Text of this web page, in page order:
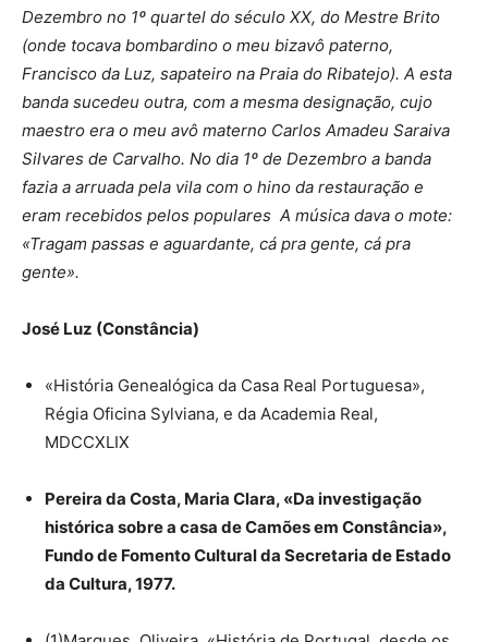
Dezembro no 1º quartel do século XX, do Mestre Brito
(onde tocava bombardino o meu bizavô paterno,
Francisco da Luz, sapateiro na Praia do Ribatejo). A esta
banda sucedeu outra, com a mesma designação, cujo
maestro era o meu avô materno Carlos Amadeu Saraiva
Silvares de Carvalho. No dia 1º de Dezembro a banda
fazia a arruada pela vila com o hino da restauração e
eram recebidos pelos populares A música dava o mote:
«Tragam passas e aguardante, cá pra gente, cá pra
gente».
José Luz (Constância)
«História Genealógica da Casa Real Portuguesa»,
Régia Oficina Sylviana, e da Academia Real,
MDCCXLIX
Pereira da Costa, Maria Clara, «Da investigação
histórica sobre a casa de Camões em Constância»,
Fundo de Fomento Cultural da Secretaria de Estado
da Cultura, 1977.